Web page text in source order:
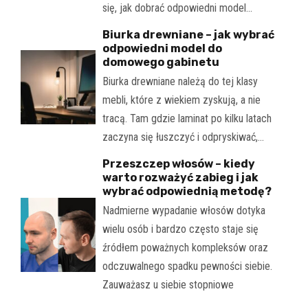
się, jak dobrać odpowiedni model…
Biurka drewniane – jak wybrać
odpowiedni model do
domowego gabinetu
Biurka drewniane należą do tej klasy
mebli, które z wiekiem zyskują, a nie
tracą. Tam gdzie laminat po kilku latach
zaczyna się łuszczyć i odpryskiwać,…
Przeszczep włosów – kiedy
warto rozważyć zabieg i jak
wybrać odpowiednią metodę?
Nadmierne wypadanie włosów dotyka
wielu osób i bardzo często staje się
źródłem poważnych kompleksów oraz
odczuwalnego spadku pewności siebie.
Zauważasz u siebie stopniowe